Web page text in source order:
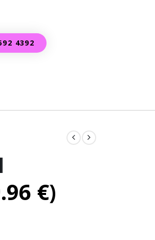
4392
€)